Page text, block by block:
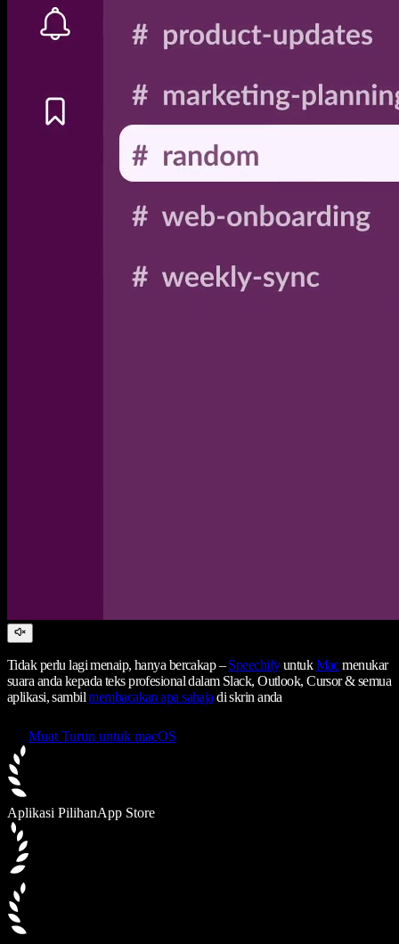
Tidak perlu lagi menaip, hanya bercakap –SpeechifyuntukMacmenukar
suara anda kepada teks profesional dalam Slack, Outlook, Cursor & semua
aplikasi, sambilmembacakan apa sahaja di skrin anda
Muat Turun untuk macOS
Aplikasi PilihanApp Store